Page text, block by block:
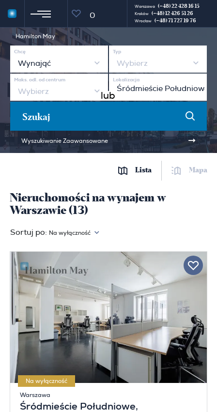
0
Warszawa (+48) 22 428 16 15
Kraków (+48) 12 426 51 26
Wrocław (+48) 71 727 19 76
Hamilton May
Chcę
Wynająć
Typ
Wybierz
Maks. odl. od centrum
Wybierz lub
Lokalizacja
Szukaj
Wyszukiwanie Zaawansowane
Lista Mapa
Nieruchomości na wynajem w
Warszawie (13)
Sortuj po: Na wyłączność
Na wyłączność
Warszawa
Śródmieście Południowe,